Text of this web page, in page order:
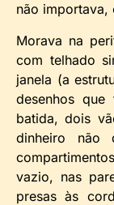
não importava,
Morava na
com telhado
janela (a
desenhos
batida, dois
dinheiro não
vazio, nas
presas às